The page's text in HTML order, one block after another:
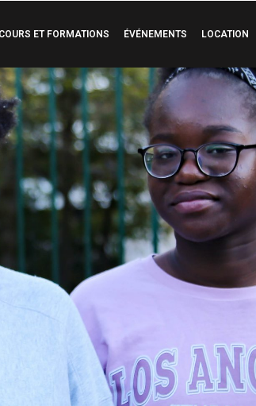
ET FORMATIONS ÉVÉNEMENTS LOCATION